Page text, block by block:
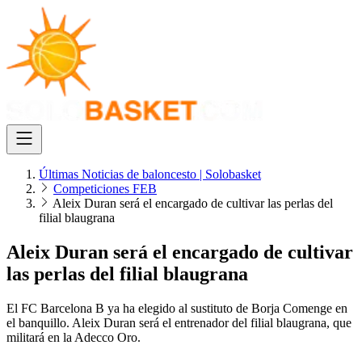
Últimas Noticias de baloncesto | Solobasket
Competiciones FEB
Aleix Duran será el encargado de cultivar las perlas del
filial blaugrana
Aleix Duran será el encargado de cultivar
las perlas del filial blaugrana
El FC Barcelona B ya ha elegido al sustituto de Borja Comenge en
el banquillo. Aleix Duran será el entrenador del filial blaugrana, que
militará en la Adecco Oro.